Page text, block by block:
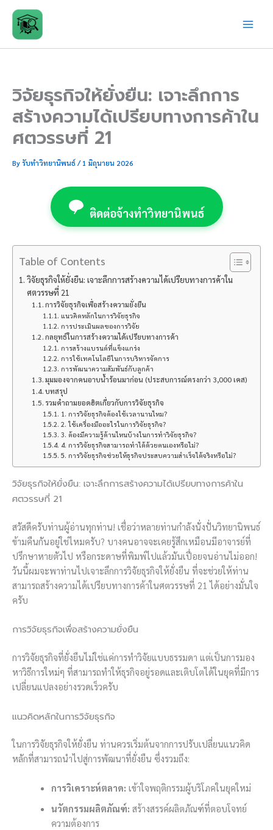
content
วิจัยธุรกิจให้ยั่งยืน: เจาะลึกการ
สร้างความได้เปรียบทางการค้าใน
ศตวรรษที่ 21
Byรับทำวิทยานิพนธ์/1 มิถุนายน 2026
ติดต่อจ้างทำวิทยานิพนธ์
Table of Contents
วิจัยธุรกิจให้ยั่งยืน: เจาะลึกการสร้างความได้เปรียบทางการค้าใน
ศตวรรษที่ 21
การวิจัยธุรกิจเพื่อสร้างความยั่งยืน
แนวคิดหลักในการวิจัยธุรกิจ
การประเมินผลของการวิจัย
กลยุทธ์ในการสร้างความได้เปรียบทางการค้า
การสร้างแบรนด์ที่แข็งแกร่ง
การใช้เทคโนโลยีในการบริหารจัดการ
การพัฒนาความสัมพันธ์กับลูกค้า
มุมมองจากคนอาบน้ำร้อนมาก่อน (ประสบการณ์ตรงกว่า 3,000 เคส)
บทสรุป
รวมคำถามยอดฮิตเกี่ยวกับการวิจัยธุรกิจ
1. การวิจัยธุรกิจต้องใช้เวลานานไหม?
2. ใช้เครื่องมืออะไรในการวิจัยธุรกิจ?
3. ต้องมีความรู้ด้านไหนบ้างในการทำวิจัยธุรกิจ?
4. การวิจัยธุรกิจสามารถทำได้ด้วยตนเองหรือไม่?
5. การวิจัยธุรกิจช่วยให้ธุรกิจประสบความสำเร็จได้จริงหรือไม่?
วิจัยธุรกิจให้ยั่งยืน: เจาะลึกการสร้างความได้เปรียบทางการค้าใน
ศตวรรษที่ 21
สวัสดีครับท่านผู้อ่านทุกท่าน! เชื่อว่าหลายท่านกำลังนั่งปั่นวิทยานิพนธ์
ข้ามคืนกันอยู่ใช่ไหมครับ? บางคนอาจจะเคยรู้สึกเหมือนมีอาจารย์ที่
ปรึกษาหายตัวไป หรือกระดาษที่พิมพ์ไปแล้วมันเปื่อยจนอ่านไม่ออก!
วันนี้ผมจะพาท่านไปเจาะลึกการวิจัยธุรกิจให้ยั่งยืน ที่จะช่วยให้ท่าน
สามารถสร้างความได้เปรียบทางการค้าในศตวรรษที่ 21 ได้อย่างมั่นใจ
ครับ
การวิจัยธุรกิจเพื่อสร้างความยั่งยืน
การวิจัยธุรกิจที่ยั่งยืนไม่ใช่แค่การทำวิจัยแบบธรรมดา แต่เป็นการมอง
หาวิธีการใหม่ๆ ที่สามารถทำให้ธุรกิจอยู่รอดและเติบโตได้ในยุคที่มีการ
เปลี่ยนแปลงอย่างรวดเร็วครับ
แนวคิดหลักในการวิจัยธุรกิจ
ในการวิจัยธุรกิจให้ยั่งยืน ท่านควรเริ่มต้นจากการปรับเปลี่ยนแนวคิด
หลักที่สามารถนำไปสู่การพัฒนาที่ยั่งยืน ซึ่งรวมถึง:
การวิเคราะห์ตลาด: เข้าใจพฤติกรรมผู้บริโภคในยุคใหม่
นวัตกรรมผลิตภัณฑ์: สร้างสรรค์ผลิตภัณฑ์ที่ตอบโจทย์
ความต้องการ